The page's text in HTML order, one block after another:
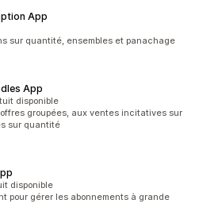
App
sur quantité, ensembles et panachage
App
disponible
groupées, aux ventes incitatives sur
sur quantité
disponible
pour gérer les abonnements à grande